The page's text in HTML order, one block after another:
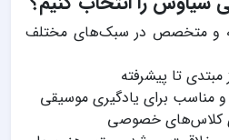
و متخصص در سبک‌های مختلف
مبتدی تا پیشرفته
و مناسب برای یادگیری موسیقی
کلاس‌های خصوصی